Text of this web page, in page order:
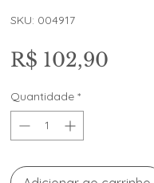
SKU: 004917
R$ 102,90Preço
Quantidade *